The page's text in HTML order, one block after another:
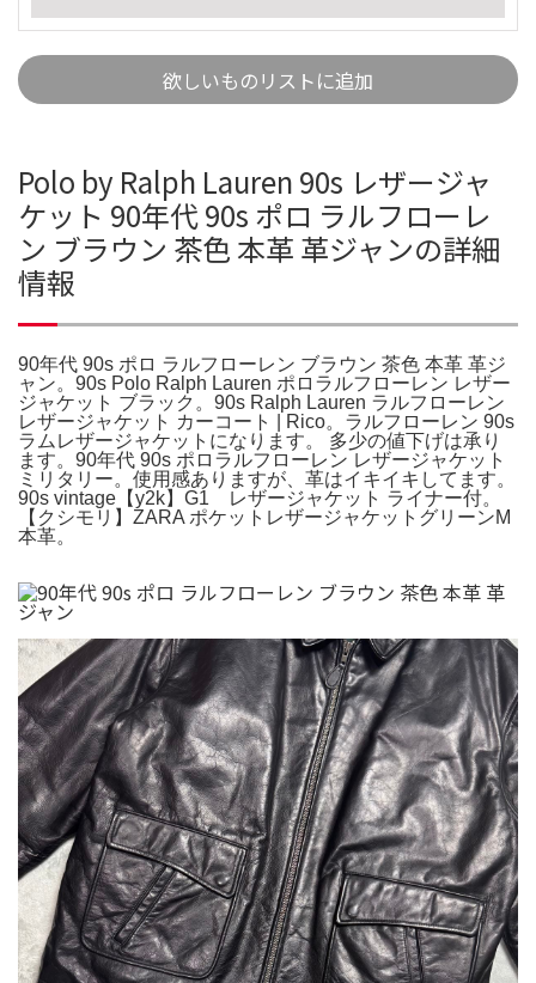
欲しいものリストに追加
Polo by Ralph Lauren 90s レザージャ
ケット 90年代 90s ポロ ラルフローレ
ン ブラウン 茶色 本革 革ジャンの詳細
情報
90年代 90s ポロ ラルフローレン ブラウン 茶色 本革 革ジ
ャン。90s Polo Ralph Lauren ポロラルフローレン レザー
ジャケット ブラック。90s Ralph Lauren ラルフローレン
レザージャケット カーコート | Rico。ラルフローレン 90s
ラムレザージャケットになります。 多少の値下げは承り
ます。90年代 90s ポロラルフローレン レザージャケット
ミリタリー。使用感ありますが、革はイキイキしてます。
90s vintage【y2k】G1 レザージャケット ライナー付。
【クシモリ】ZARA ポケットレザージャケットグリーンM
本革。